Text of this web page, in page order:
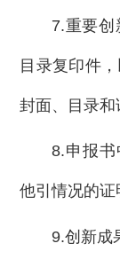
7.重要创新
目录复印件
封面、目录和
8.申报书
他引情况的证
9.创新成果